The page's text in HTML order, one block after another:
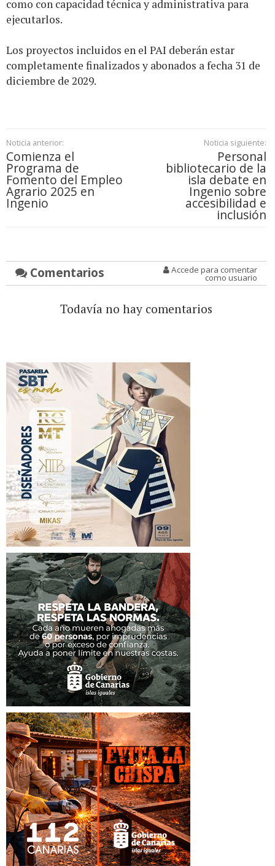
como con capacidad técnica y administrativa para
ejecutarlos.
Los proyectos incluidos en el PAI deberán estar
completamente finalizados y abonados a fecha 31 de
diciembre de 2029.
Noticia anterior:
Comienza el
Programa de
Fomento del Empleo
Agrario 2025 en
Ingenio
Noticia siguiente:
Personal
bibliotecario de la
isla debate en
Ingenio sobre
accesibilidad e
inclusión
Comentarios Accede para comentar
como usuario
Todavía no hay comentarios